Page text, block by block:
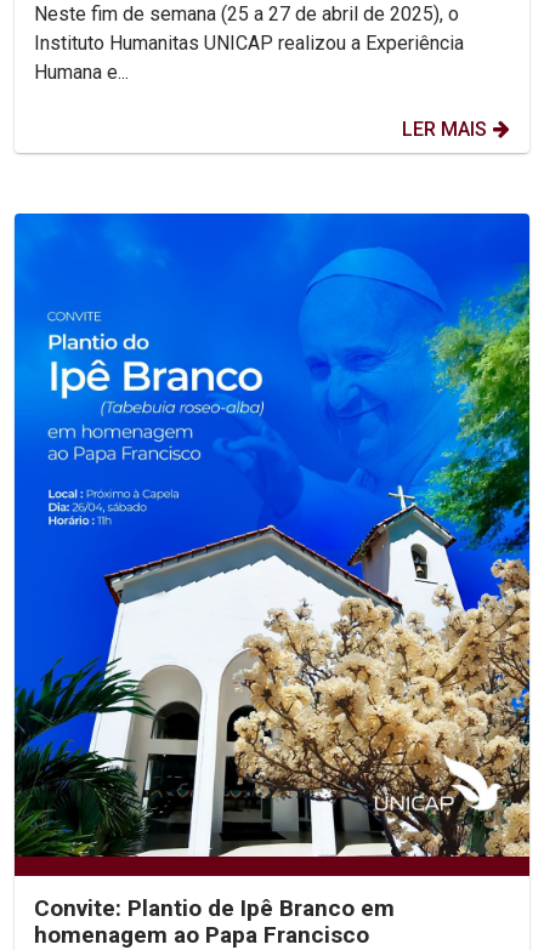
Neste fim de semana (25 a 27 de abril de 2025), o
Instituto Humanitas UNICAP realizou a Experiência
Humana e...
LER MAIS
Convite: Plantio de Ipê Branco em
homenagem ao Papa Francisco